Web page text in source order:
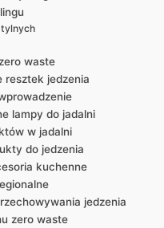
waste
resztek jedzenia
lampy do jadalni
w jadalni
do jedzenia
kuchenne
jedzenia
zero waste